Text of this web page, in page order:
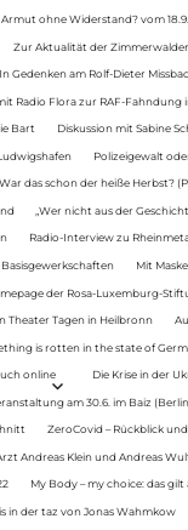
ohne Widerstand? vom
Zur Aktualität der
In Gedenken am Rolf-Dieter
Radio Flora zur RAF-Fahndung
Bart Diskussion mit Sabine
Polizeigewalt
War das schon der heiße Herbst?
„Wer nicht aus der
Radio-Interview zu
Mit
der Rosa-Luxemburg-
Theater Tagen in Heilbronn
is rotten in the state of
online Die Krise in der
am 30.6. im Baiz
ZeroCovid – Rückblick
Andreas Klein und Andreas
My Body – my choice: das
in der taz von Jonas Wahmkow